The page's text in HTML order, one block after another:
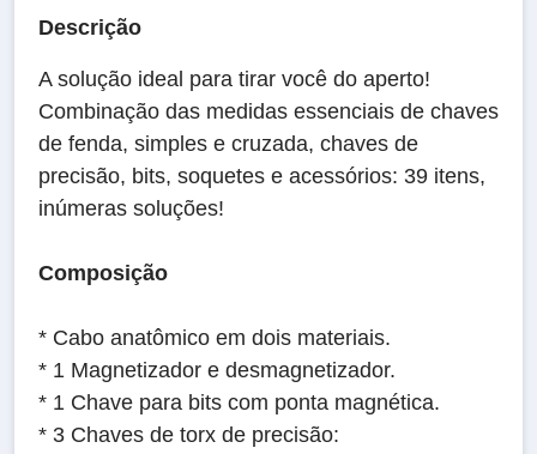
Descrição
A solução ideal para tirar você do aperto!
Combinação das medidas essenciais de chaves
de fenda, simples e cruzada, chaves de
precisão, bits, soquetes e acessórios: 39 itens,
inúmeras soluções!
Composição
* Cabo anatômico em dois materiais.
* 1 Magnetizador e desmagnetizador.
* 1 Chave para bits com ponta magnética.
* 3 Chaves de torx de precisão: